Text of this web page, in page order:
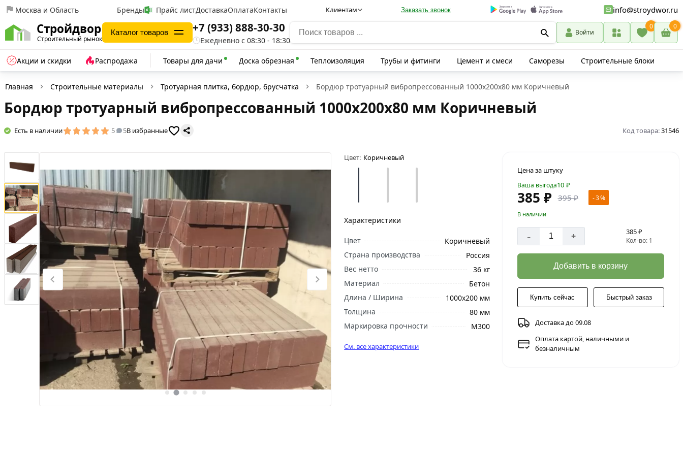
Москва и Область Бренды Прайс листДоставкаОплатаКонтакты Клиентам Заказать звонок info@stroydwor.ru
Стройдвор
Строительный рынок
Каталог товаров +7 (933) 888-30-30
Ежедневно с 08:30 - 18:30
Войти
0 0
Акции и скидки Распродажа Товары для дачи Доска обрезная Теплоизоляция Трубы и фитинги Цемент и смеси Саморезы Строительные блоки
Главная Строительные материалы Тротуарная плитка, бордюр, брусчатка Бордюр тротуарный вибропрессованный 1000х200х80 мм Коричневый
Бордюр тротуарный вибропрессованный 1000х200х80 мм Коричневый
Есть в наличии 5 5В избранные Код товара:31546
Цвет: Коричневый
Характеристики
Цвет
Коричневый
Страна производства
Россия
Вес нетто
36 кг
Материал
Бетон
Длина / Ширина
1000х200 мм
Толщина
80 мм
Маркировка прочности
M300
См. все характеристики
Цена за штуку
Ваша выгода10 ₽
385 ₽ 395 ₽ - 3 %
В наличии
- + 385 ₽
Кол-во: 1
Добавить в корзину
Купить сейчас Быстрый заказ
Доставка до 09.08
Оплата картой, наличными и
безналичным